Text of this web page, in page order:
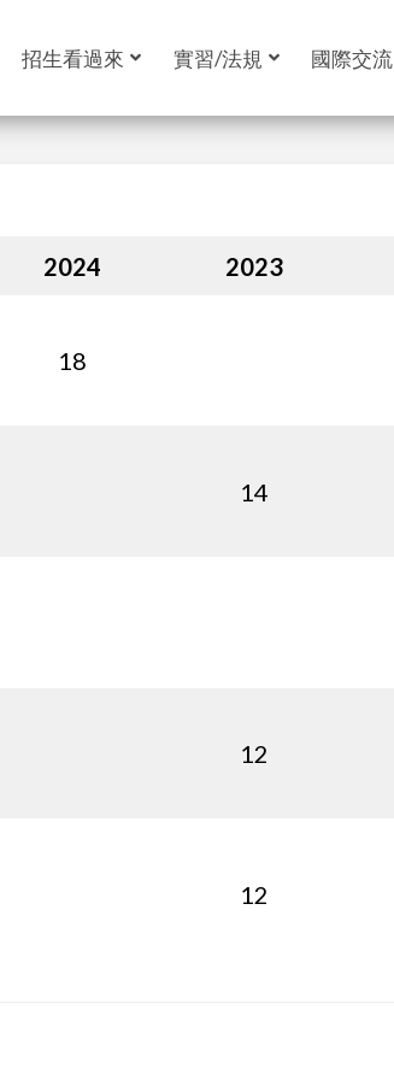
招生看過來 實習/法規 國際交流
2024 2023
18
14
12
12